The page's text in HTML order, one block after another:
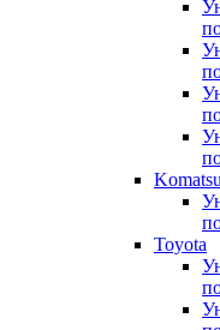
Komatsu
Toyota